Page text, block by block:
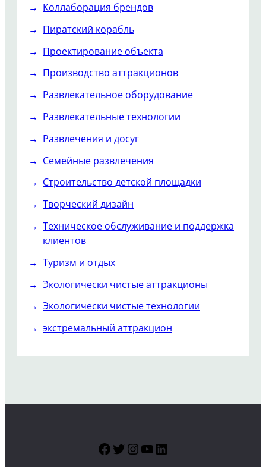
Коллаборация брендов
Пиратский корабль
Проектирование объекта
Производство аттракционов
Развлекательное оборудование
Развлекательные технологии
Развлечения и досуг
Семейные развлечения
Строительство детской площадки
Творческий дизайн
Техническое обслуживание и поддержка
клиентов
Туризм и отдых
Экологически чистые аттракционы
Экологически чистые технологии
экстремальный аттракцион
Facebook
Twitter
Instagram
YouTube
LinkedIn